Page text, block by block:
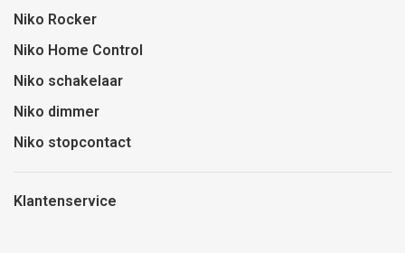
Niko Rocker
Niko Home Control
Niko schakelaar
Niko dimmer
Niko stopcontact
Klantenservice